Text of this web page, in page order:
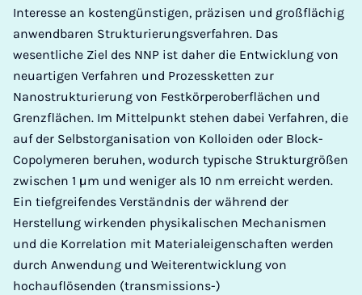
Interesse an kostengünstigen, präzisen und großflächig
anwendbaren Strukturierungsverfahren. Das
wesentliche Ziel des NNP ist daher die Entwicklung von
neuartigen Verfahren und Prozessketten zur
Nanostrukturierung von Festkörperoberflächen und
Grenzflächen. Im Mittelpunkt stehen dabei Verfahren, die
auf der Selbstorganisation von Kolloiden oder Block-
Copolymeren beruhen, wodurch typische Strukturgrößen
zwischen 1 µm und weniger als 10 nm erreicht werden.
Ein tiefgreifendes Verständnis der während der
Herstellung wirkenden physikalischen Mechanismen
und die Korrelation mit Materialeigenschaften werden
durch Anwendung und Weiterentwicklung von
hochauflösenden (transmissions-)